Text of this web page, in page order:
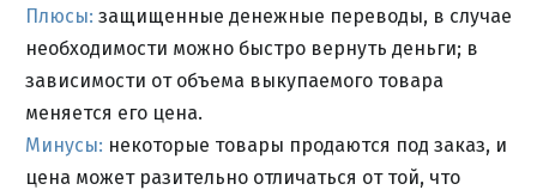
Плюсы: защищенные денежные переводы, в случае
необходимости можно быстро вернуть деньги; в
зависимости от объема выкупаемого товара
меняется его цена.
Минусы: некоторые товары продаются под заказ, и
цена может разительно отличаться от той, что